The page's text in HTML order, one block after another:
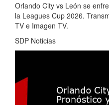
Orlando City vs León se
la Leagues Cup 2026.
TV e Imagen TV.
SDP Noticias